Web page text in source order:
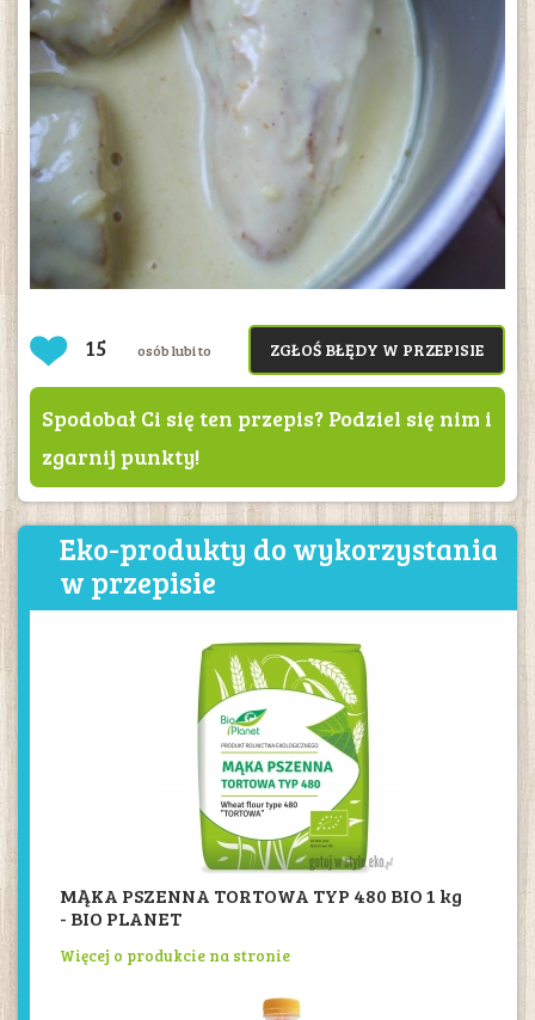
15 osób lubi to ZGŁOŚ BŁĘDY W PRZEPISIE
Spodobał Ci się ten przepis? Podziel się nim i
zgarnij punkty!
Eko-produkty do wykorzystania
w przepisie
MĄKA PSZENNA TORTOWA TYP 480 BIO 1 kg
- BIO PLANET
Więcej o produkcie na stronie